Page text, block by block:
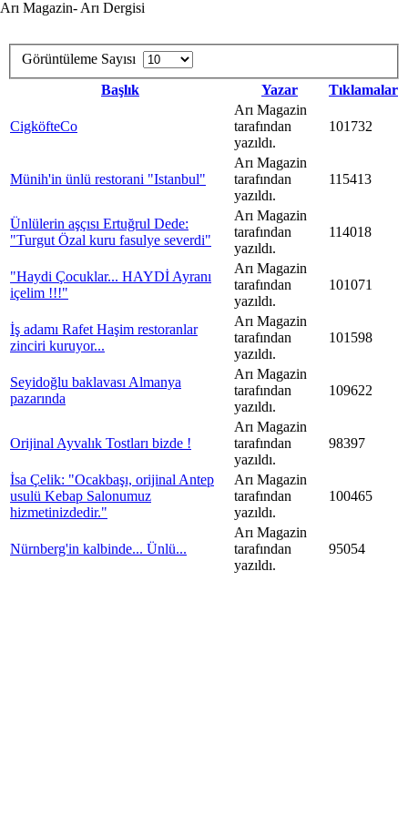
Arı Magazin- Arı Dergisi
Görüntüleme Sayısı
Başlık
Yazar Tıklamalar
CigköfteCo
Arı Magazin
tarafından
yazıldı.
101732
Münih'in ünlü restorani "Istanbul"
Arı Magazin
tarafından
yazıldı.
115413
Ünlülerin aşçısı Ertuğrul Dede:
"Turgut Özal kuru fasulye severdi"
Arı Magazin
tarafından
yazıldı.
114018
"Haydi Çocuklar... HAYDİ Ayranı
içelim !!!"
Arı Magazin
tarafından
yazıldı.
101071
İş adamı Rafet Haşim restoranlar
zinciri kuruyor...
Arı Magazin
tarafından
yazıldı.
101598
Seyidoğlu baklavası Almanya
pazarında
Arı Magazin
tarafından
yazıldı.
109622
Orijinal Ayvalık Tostları bizde !
Arı Magazin
tarafından
yazıldı.
98397
İsa Çelik: "Ocakbaşı, orijinal Antep
usulü Kebap Salonumuz
hizmetinizdedir."
Arı Magazin
tarafından
yazıldı.
100465
Nürnberg'in kalbinde... Ünlü...
Arı Magazin
tarafından
yazıldı.
95054